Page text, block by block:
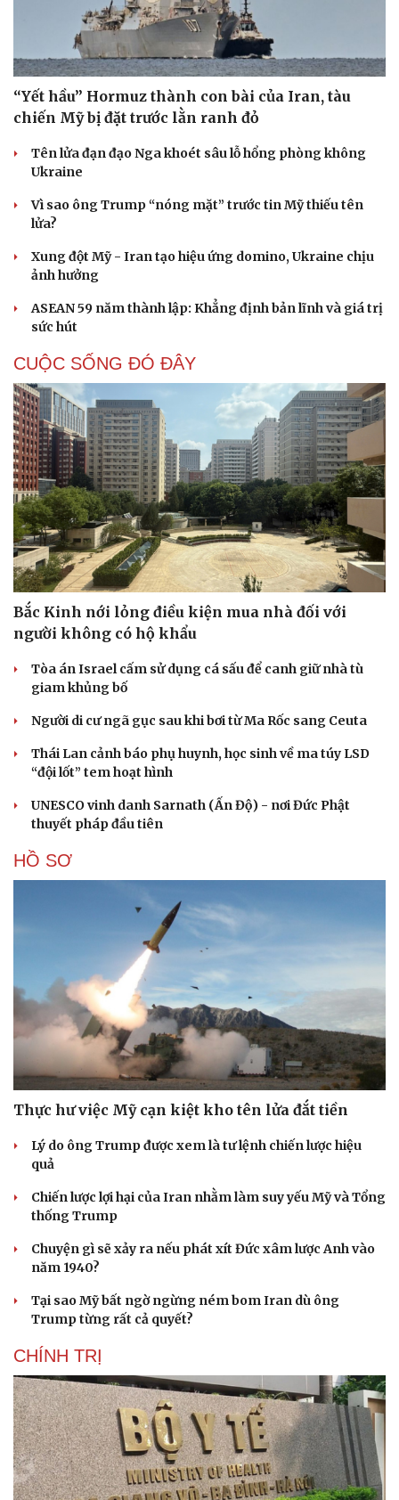
“Yết hầu” Hormuz thành con bài của Iran, tàu
chiến Mỹ bị đặt trước lằn ranh đỏ
Tên lửa đạn đạo Nga khoét sâu lỗ hổng phòng không
Ukraine
Vì sao ông Trump “nóng mặt” trước tin Mỹ thiếu tên
lửa?
Xung đột Mỹ - Iran tạo hiệu ứng domino, Ukraine chịu
ảnh hưởng
ASEAN 59 năm thành lập: Khẳng định bản lĩnh và giá trị
sức hút
CUỘC SỐNG ĐÓ ĐÂY
Bắc Kinh nới lỏng điều kiện mua nhà đối với
người không có hộ khẩu
Tòa án Israel cấm sử dụng cá sấu để canh giữ nhà tù
giam khủng bố
Người di cư ngã gục sau khi bơi từ Ma Rốc sang Ceuta
Thái Lan cảnh báo phụ huynh, học sinh về ma túy LSD
“đội lốt” tem hoạt hình
UNESCO vinh danh Sarnath (Ấn Độ) - nơi Đức Phật
thuyết pháp đầu tiên
HỒ SƠ
Thực hư việc Mỹ cạn kiệt kho tên lửa đắt tiền
Lý do ông Trump được xem là tư lệnh chiến lược hiệu
quả
Chiến lược lợi hại của Iran nhằm làm suy yếu Mỹ và Tổng
thống Trump
Chuyện gì sẽ xảy ra nếu phát xít Đức xâm lược Anh vào
năm 1940?
Tại sao Mỹ bất ngờ ngừng ném bom Iran dù ông
Trump từng rất cả quyết?
CHÍNH TRỊ